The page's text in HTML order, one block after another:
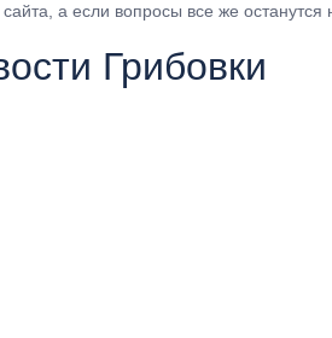
а если вопросы все же
Грибовки